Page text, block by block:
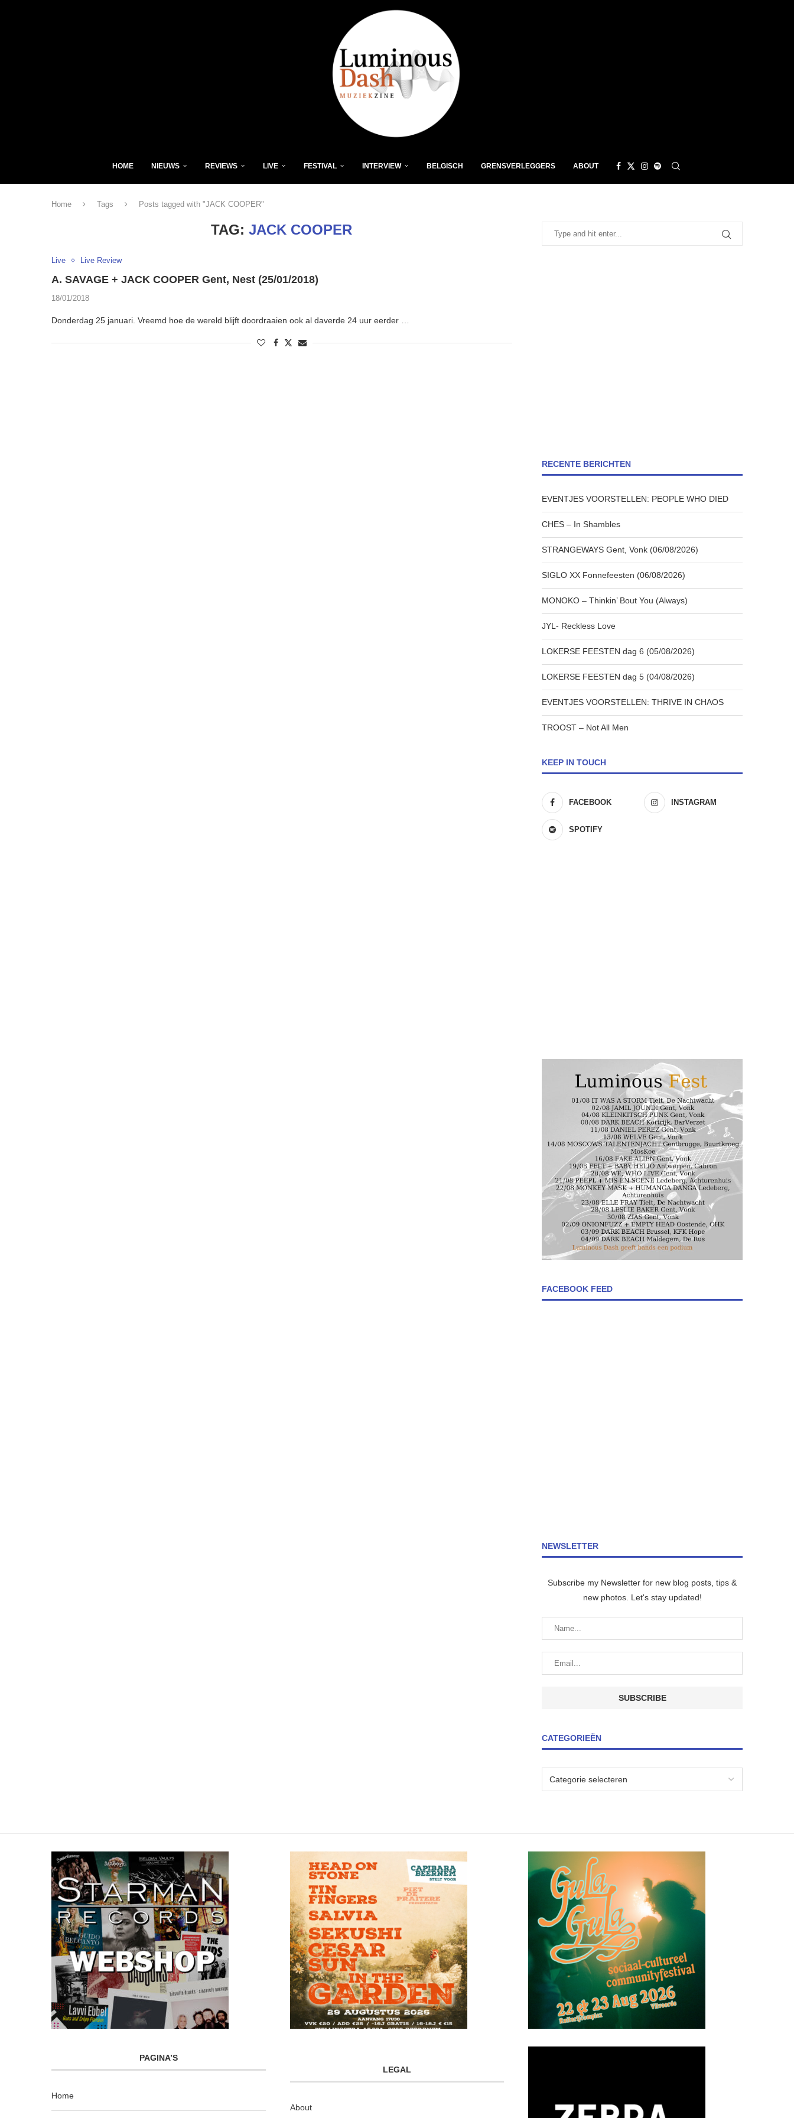
HOME NIEUWS REVIEWS LIVE FESTIVAL INTERVIEW BELGISCH GRENSVERLEGGERS ABOUT
Home Tags Posts tagged with "JACK COOPER"
TAG:JACK COOPER
Live Live Review
A. SAVAGE + JACK COOPER Gent, Nest (25/01/2018)
18/01/2018
Donderdag 25 januari. Vreemd hoe de wereld blijft doordraaien ook al daverde 24 uur eerder …
RECENTE BERICHTEN
EVENTJES VOORSTELLEN: PEOPLE WHO DIED
CHES – In Shambles
STRANGEWAYS Gent, Vonk (06/08/2026)
SIGLO XX Fonnefeesten (06/08/2026)
MONOKO – Thinkin’ Bout You (Always)
JYL- Reckless Love
LOKERSE FEESTEN dag 6 (05/08/2026)
LOKERSE FEESTEN dag 5 (04/08/2026)
EVENTJES VOORSTELLEN: THRIVE IN CHAOS
TROOST – Not All Men
KEEP IN TOUCH
FACEBOOK INSTAGRAM
SPOTIFY
FACEBOOK FEED
NEWSLETTER
Subscribe my Newsletter for new blog posts, tips &
new photos. Let's stay updated!
CATEGORIEËN
PAGINA’S
Home
LEGAL
About